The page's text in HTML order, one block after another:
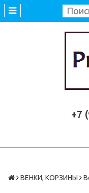
+7
ВЕНКИ, КОРЗИНЫ